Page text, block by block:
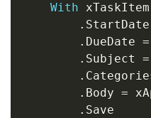
With xTaskItem
. StartDate
. DueDate =
. Subject =
.
. Body =
. Save